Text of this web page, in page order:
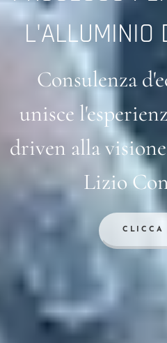
L'ALLUMINIO
Consulenza
unisce
driven alla
Lizio
CLICCA